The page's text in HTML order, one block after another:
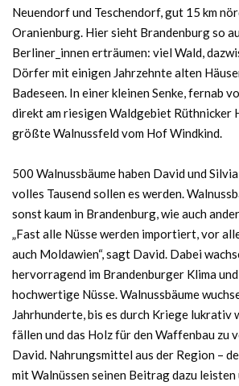
Neuendorf und Teschendorf, gut 15 km
Oranienburg. Hier sieht Brandenburg so
Berliner_innen erträumen: viel Wald,
Dörfer mit einigen Jahrzehnte alten
Badeseen. In einer kleinen Senke, fernab
direkt am riesigen Waldgebiet Rüthnicker
größte Walnussfeld vom Hof Windkind.
500 Walnussbäume haben David und
volles Tausend sollen es werden.
sonst kaum in Brandenburg, wie auch
„Fast alle Nüsse werden importiert, vor
auch Moldawien“, sagt David. Dabei
hervorragend im Brandenburger Klima
hochwertige Nüsse. Walnussbäume
Jahrhunderte, bis es durch Kriege lukrativ
fällen und das Holz für den Waffenbau zu
David. Nahrungsmittel aus der Region –
mit Walnüssen seinen Beitrag dazu